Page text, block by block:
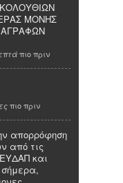
ΜΟΝΗΣ
ΑΓΡΑΦΩΝ
πιο πριν
πιο πριν
απορρόφηση
από τις
και